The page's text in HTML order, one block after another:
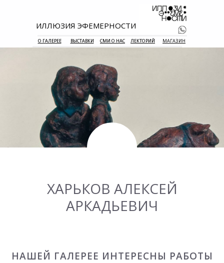
МАГАЗИН
ЛЕКТОРИЙ
СМИ О НАС
ВЫСТАВКИ
О ГАЛЕРЕЕ
ИЛЛЮЗИЯ ЭФЕМЕРНОСТИ
+7 938 177
ХАРЬКОВ АЛЕКСЕЙ
АРКАДЬЕВИЧ
НАШЕЙ ГАЛЕРЕЕ ИНТЕРЕСНЫ РАБОТЫ